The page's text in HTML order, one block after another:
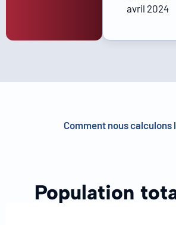
avril 2024
Comment nous calculons
Population